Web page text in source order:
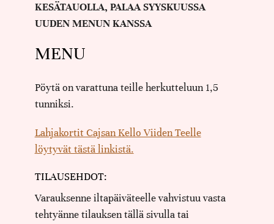
KESÄTAUOLLA, PALAA SYYSKUUSSA
UUDEN MENUN KANSSA
MENU
Pöytä on varattuna teille herkutteluun 1,5
tunniksi.
Lahjakortit Cajsan Kello Viiden Teelle
löytyvät tästä linkistä.
TILAUSEHDOT:
Varauksenne iltapäiväteelle vahvistuu vasta
tehtyänne tilauksen tällä sivulla tai